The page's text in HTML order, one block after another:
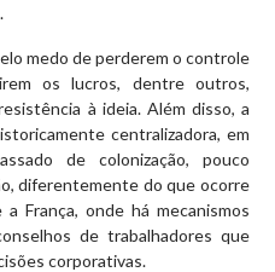
medo de perderem o controle
os lucros, dentre outros,
à ideia. Além disso, a
centralizadora, em
de colonização, pouco
diferentemente do que ocorre
França, onde há mecanismos
de trabalhadores que
corporativas.